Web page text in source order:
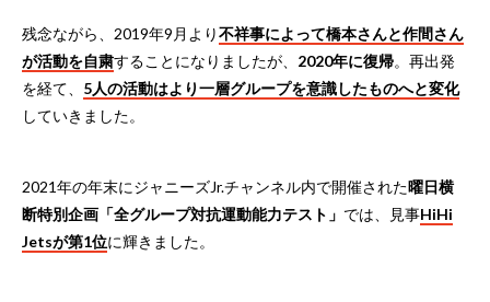
残念ながら、2019年9月より不祥事によって橋本さんと作間さん
が活動を自粛することになりましたが、 2020年に復帰。再出発
を経て、 5人の活動はより一層グループを意識したものへと変化
していきました。
2021年の年末にジャニーズJr.チャンネル内で開催された曜日横
断特別企画「全グループ対抗運動能力テスト」 では、見事HiHi
Jetsが第1位に輝きました。